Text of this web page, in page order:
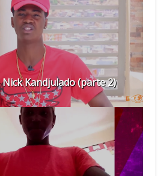
Nick Kandjulado (parte 2)